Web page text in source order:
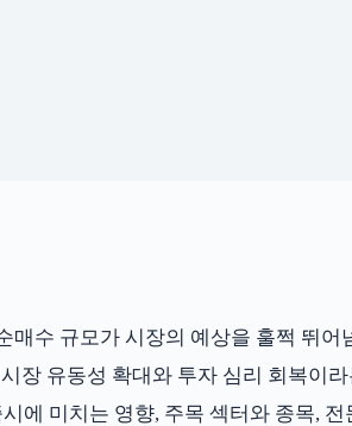
매수 규모가 시장의 예상을 훌쩍 뛰어
장 유동성 확대와 투자 심리 회복이
에 미치는 영향, 주목 섹터와 종목, 전